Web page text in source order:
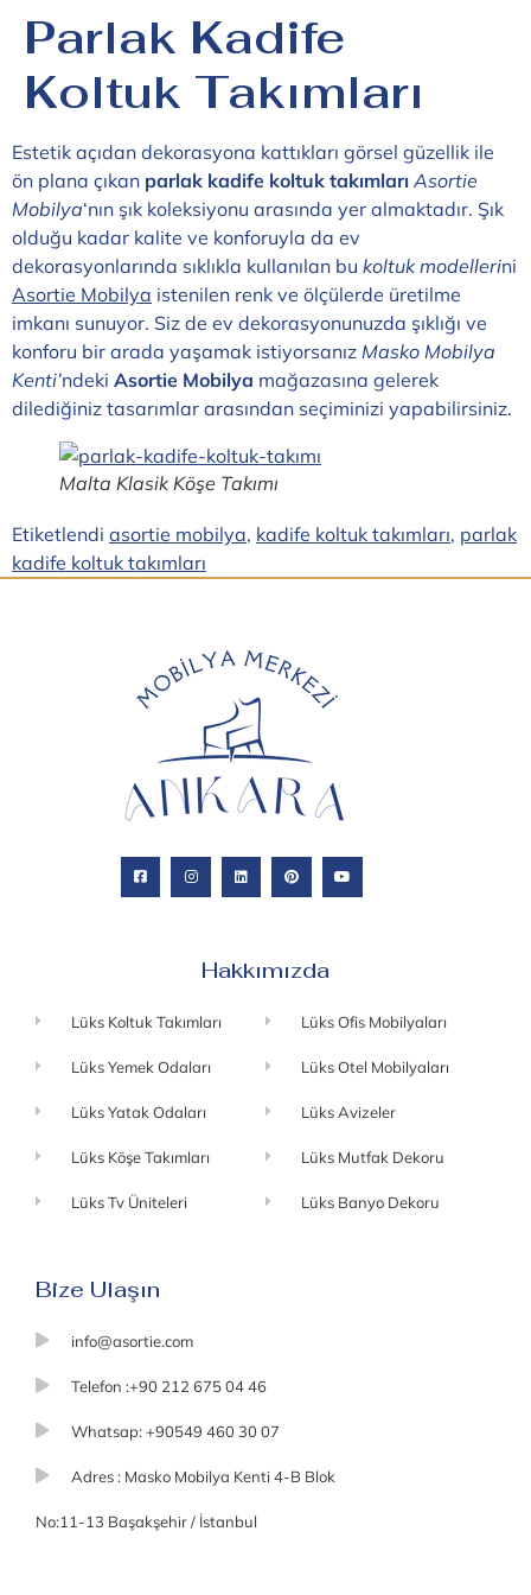
Parlak Kadife
Koltuk Takımları
Estetik açıdan dekorasyona kattıkları görsel güzellik ile
ön plana çıkan parlak kadife koltuk takımları Asortie
Mobilya‘nın şık koleksiyonu arasında yer almaktadır. Şık
olduğu kadar kalite ve konforuyla da ev
dekorasyonlarında sıklıkla kullanılan bu koltuk modellerini
Asortie Mobilya istenilen renk ve ölçülerde üretilme
imkanı sunuyor. Siz de ev dekorasyonunuzda şıklığı ve
konforu bir arada yaşamak istiyorsanız Masko Mobilya
Kenti’ndeki Asortie Mobilya mağazasına gelerek
dilediğiniz tasarımlar arasından seçiminizi yapabilirsiniz.
Malta Klasik Köşe Takımı
Etiketlendi asortie mobilya, kadife koltuk takımları, parlak
kadife koltuk takımları
Hakkımızda
Lüks Koltuk Takımları
Lüks Yemek Odaları
Lüks Yatak Odaları
Lüks Köşe Takımları
Lüks Tv Üniteleri
Lüks Ofis Mobilyaları
Lüks Otel Mobilyaları
Lüks Avizeler
Lüks Mutfak Dekoru
Lüks Banyo Dekoru
Bize Ulaşın
info@asortie.com
Telefon :+90 212 675 04 46
Whatsap: +90549 460 30 07
Adres : Masko Mobilya Kenti 4-B Blok
No:11-13 Başakşehir / İstanbul